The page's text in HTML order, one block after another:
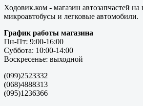
Ходовик.ком - магазин автозапчастей на
микроавтобусы и легковые автомобили.
График работы магазина
Пн-Пт: 9:00-16:00
Суббота: 10:00-14:00
Воскресенье: выходной
(099)2523332
(068)4888313
(095)1236366